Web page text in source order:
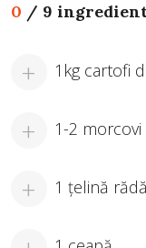
0 / 9
1kg cartofi
1-2 morcovi
1 țelină